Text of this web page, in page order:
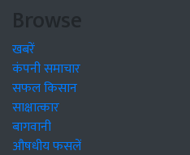
Browse
खबरें
कंपनी समाचार
सफल किसान
साक्षात्कार
बागवानी
औषधीय फसलें